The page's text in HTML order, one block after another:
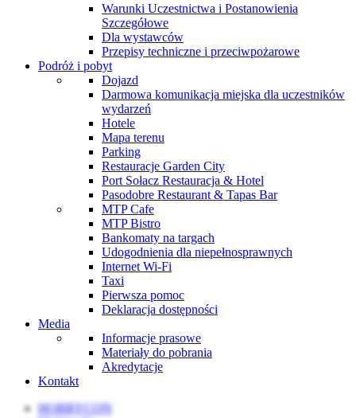
Warunki Uczestnictwa i Postanowienia
Szczegółowe
Dla wystawców
Przepisy techniczne i przeciwpożarowe
Podróż i pobyt
Dojazd
Darmowa komunikacja miejska dla uczestników
wydarzeń
Hotele
Mapa terenu
Parking
Restauracje Garden City
Port Sołacz Restauracja & Hotel
Pasodobre Restaurant & Tapas Bar
MTP Cafe
MTP Bistro
Bankomaty na targach
Udogodnienia dla niepełnosprawnych
Internet Wi-Fi
Taxi
Pierwsza pomoc
Deklaracja dostępności
Media
Informacje prasowe
Materiały do pobrania
Akredytacje
Kontakt
HOBBYCON